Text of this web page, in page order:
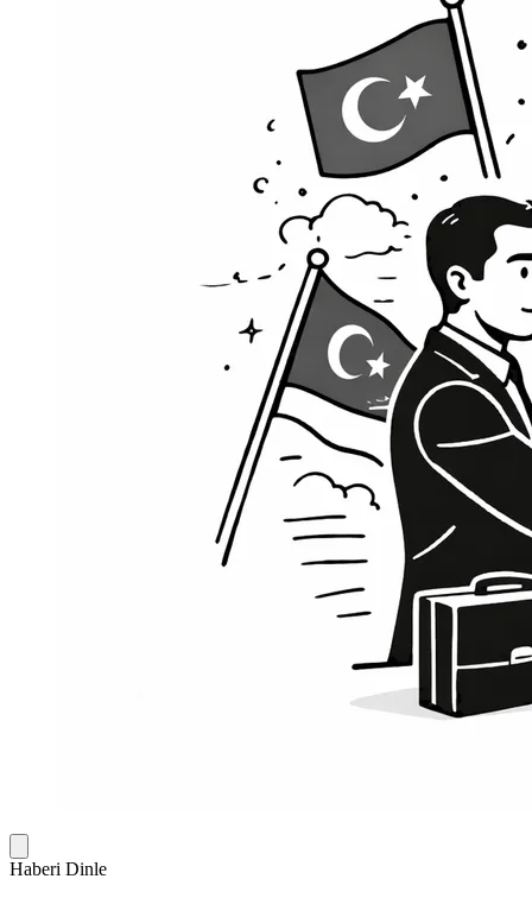
Haberi Dinle